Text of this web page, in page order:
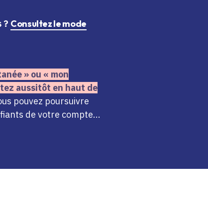
? Consultez le mode
» ou « mon
aussitôt en haut de
pouvez poursuivre
de votre compte...